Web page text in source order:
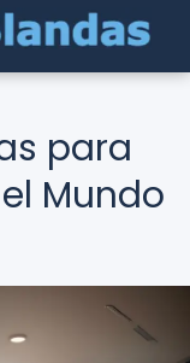
para
Mundo